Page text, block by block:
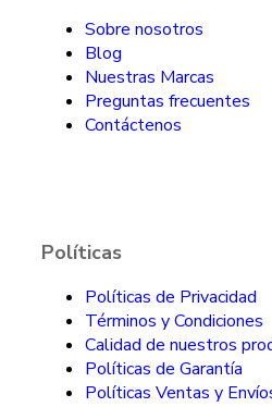
Sobre nosotros
Blog
Nuestras Marcas
Preguntas frecuentes
Contáctenos
Políticas
Políticas de Privacidad
Términos y Condiciones
Calidad de nuestros
Políticas de Garantía
Políticas Ventas y